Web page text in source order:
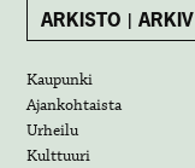
ARKISTO | ARKIV
Kaupunki
Ajankohtaista
Urheilu
Kulttuuri